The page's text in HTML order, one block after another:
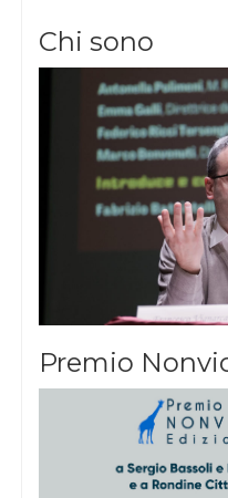
Chi sono
Premio